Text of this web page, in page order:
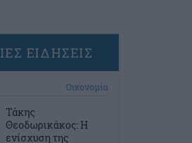
ΕΙΔΗΣΕΙΣ
Οικονομία
Τάκης
Θεοδωρικάκος: Η
ενίσχυση της